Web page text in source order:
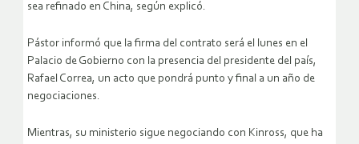
sea refinado en China, según explicó.
Pástor informó que la firma del contrato será el lunes en el
Palacio de Gobierno con la presencia del presidente del país,
Rafael Correa, un acto que pondrá punto y final a un año de
negociaciones.
Mientras, su ministerio sigue negociando con Kinross, que ha